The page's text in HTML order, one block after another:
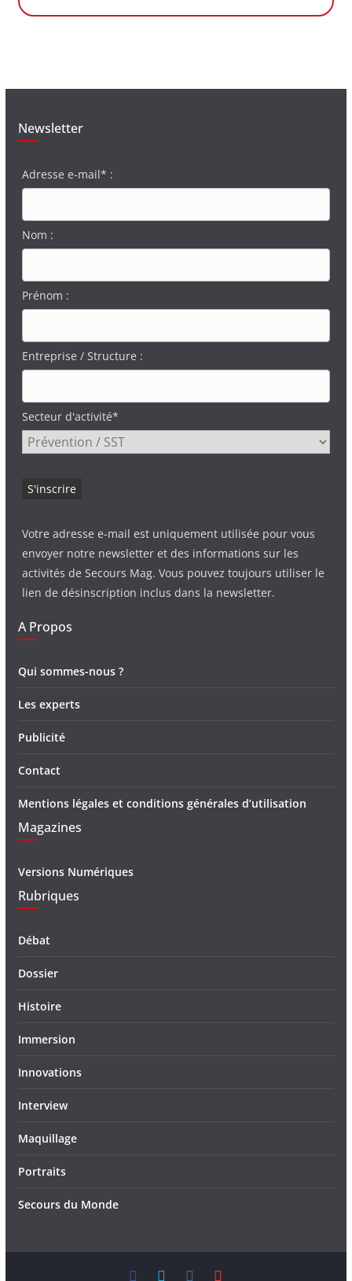
Newsletter
Adresse e-mail* :
Nom :
Prénom :
Entreprise / Structure :
Secteur d'activité*
Votre adresse e-mail est uniquement utilisée pour vous
envoyer notre newsletter et des informations sur les
activités de Secours Mag. Vous pouvez toujours utiliser le
lien de désinscription inclus dans la newsletter.
A Propos
Qui sommes-nous ?
Les experts
Publicité
Contact
Mentions légales et conditions générales d’utilisation
Magazines
Versions Numériques
Rubriques
Débat
Dossier
Histoire
Immersion
Innovations
Interview
Maquillage
Portraits
Secours du Monde